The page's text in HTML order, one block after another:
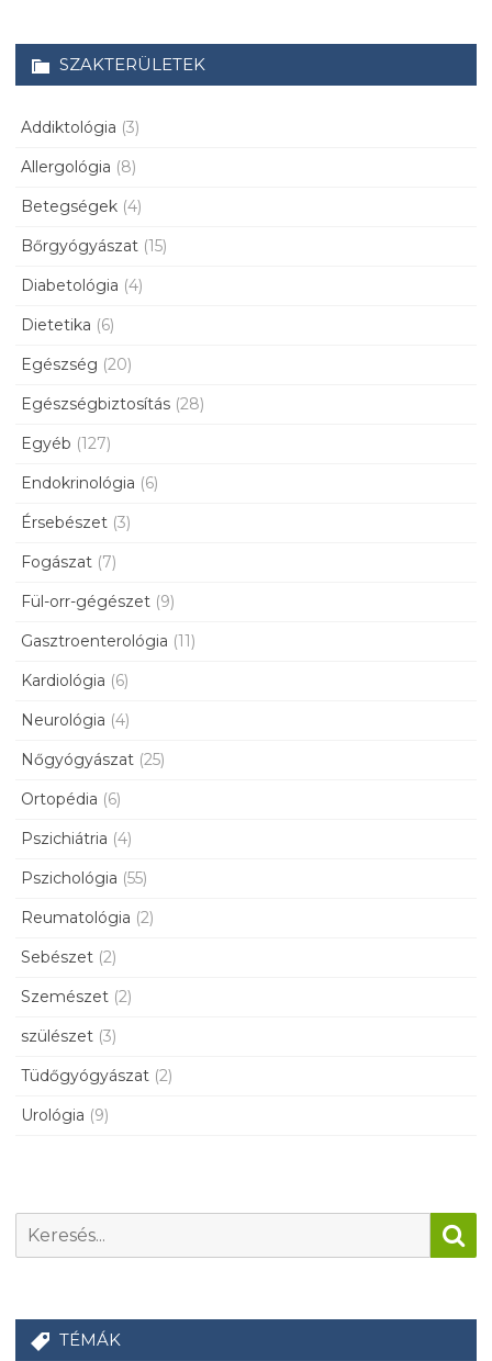
SZAKTERÜLETEK
Addiktológia (3)
Allergológia (8)
Betegségek (4)
Bőrgyógyászat (15)
Diabetológia (4)
Dietetika (6)
Egészség (20)
Egészségbiztosítás (28)
Egyéb (127)
Endokrinológia (6)
Érsebészet (3)
Fogászat (7)
Fül-orr-gégészet (9)
Gasztroenterológia (11)
Kardiológia (6)
Neurológia (4)
Nőgyógyászat (25)
Ortopédia (6)
Pszichiátria (4)
Pszichológia (55)
Reumatológia (2)
Sebészet (2)
Szemészet (2)
szülészet (3)
Tüdőgyógyászat (2)
Urológia (9)
TÉMÁK